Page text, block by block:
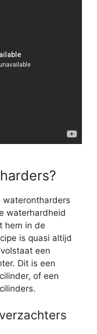
waterontharders
waterhardheid
hem in de
is quasi altijd
een
Dit is een
of een